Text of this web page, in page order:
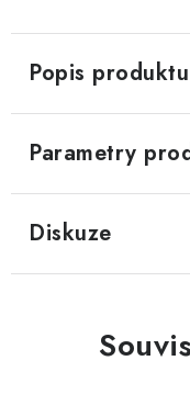
Popis produktu
Parametry
Diskuze